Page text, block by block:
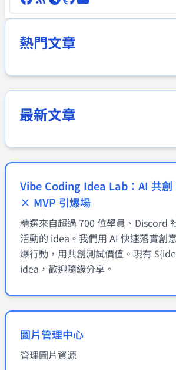
熱門文章
最新文章
Vibe Coding Idea Lab：AI 共
× MVP 引爆場
精選來自超過 700 位學員、Discord
活動的 idea。我們用 AI 快速落實創
爆行動，用共創測試價值。現有
idea，歡迎隨緣分享。
圖片管理中心
管理圖片資源